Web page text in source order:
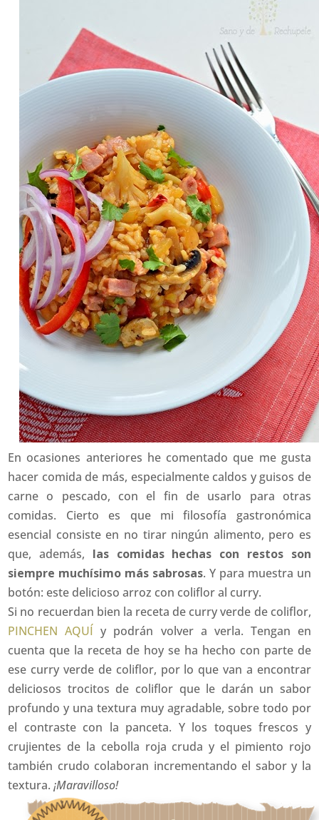
En ocasiones anteriores he comentado que me gusta
hacer comida de más, especialmente caldos y guisos de
carne o pescado, con el fin de usarlo para otras
comidas. Cierto es que mi filosofía gastronómica
esencial consiste en no tirar ningún alimento, pero es
que, además, las comidas hechas con restos son
siempre muchísimo más sabrosas. Y para muestra un
botón: este delicioso arroz con coliflor al curry.
Si no recuerdan bien la receta de curry verde de coliflor,
PINCHEN AQUÍ y podrán volver a verla. Tengan en
cuenta que la receta de hoy se ha hecho con parte de
ese curry verde de coliflor, por lo que van a encontrar
deliciosos trocitos de coliflor que le darán un sabor
profundo y una textura muy agradable, sobre todo por
el contraste con la panceta. Y los toques frescos y
crujientes de la cebolla roja cruda y el pimiento rojo
también crudo colaboran incrementando el sabor y la
textura.¡Maravilloso!